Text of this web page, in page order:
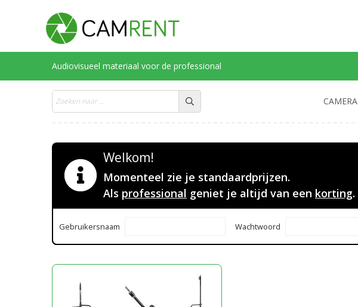
Audiovisueel materiaal voor de professional
CAMERA
Welkom!
Momenteel zie je standaardprijzen.
Als professional geniet je altijd van een korting.
Gebruikersnaam Wachtwoord